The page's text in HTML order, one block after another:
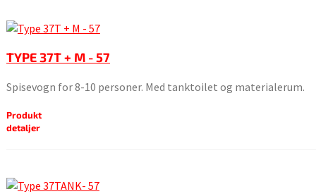
TYPE 37T + M - 57
Spisevogn for 8-10 personer. Med tanktoilet og materialerum.
Produkt
detaljer